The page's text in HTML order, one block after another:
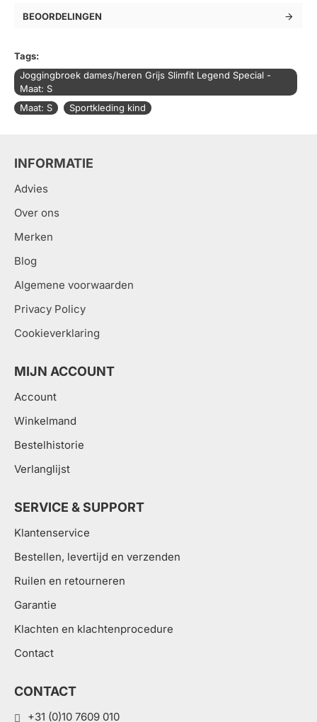
BEOORDELINGEN
Tags:
Joggingbroek dames/heren Grijs Slimfit Legend Special -
Maat: S
Maat: S
Sportkleding kind
INFORMATIE
Advies
Over ons
Merken
Blog
Algemene voorwaarden
Privacy Policy
Cookieverklaring
MIJN ACCOUNT
Account
Winkelmand
Bestelhistorie
Verlanglijst
SERVICE & SUPPORT
Klantenservice
Bestellen, levertijd en verzenden
Ruilen en retourneren
Garantie
Klachten en klachtenprocedure
Contact
CONTACT
+31 (0)10 7609 010